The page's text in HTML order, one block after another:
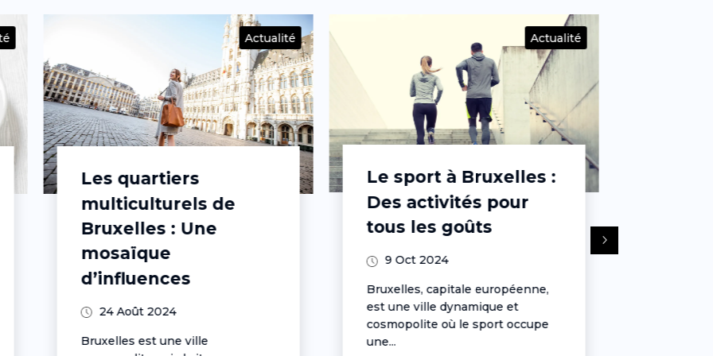
Actualité
Le sport à Bruxelles :
Des activités pour
tous les goûts
9 Oct 2024
est une ville dynamique et
une...
Actualité
Les meilleures
adresses pour
déguster des
spécialités belges à
10 Oct 2024
Bruxelles est un véritable paradis